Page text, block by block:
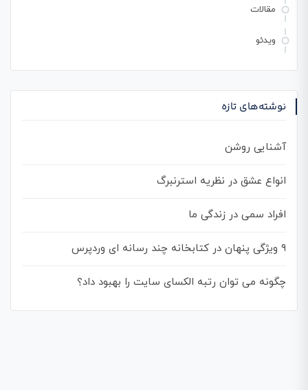
مقالات
ویدئو
نوشته‌های تازه
آشنایی روشن
انواع عشق در نظریه استرنبرگ
افراد سمی در زندگی ما
۹ ویژگی پنهان در کتابخانه چند رسانه ای وردپرس
چگونه می توان رتبه الکسای سایت را بهبود داد؟